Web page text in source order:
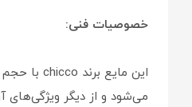
خصوصیات فنی:
می‌شود و از دیگر